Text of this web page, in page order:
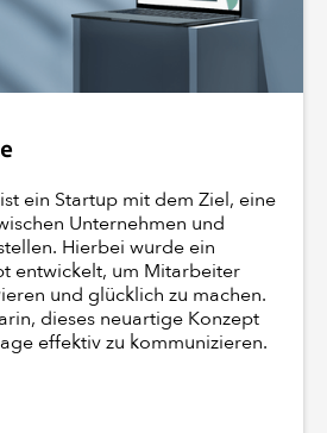
ein Startup mit dem Ziel, eine
Unternehmen und
Hierbei wurde ein
entwickelt, um Mitarbeiter
und glücklich zu machen.
dieses neuartige Konzept
effektiv zu kommunizieren.